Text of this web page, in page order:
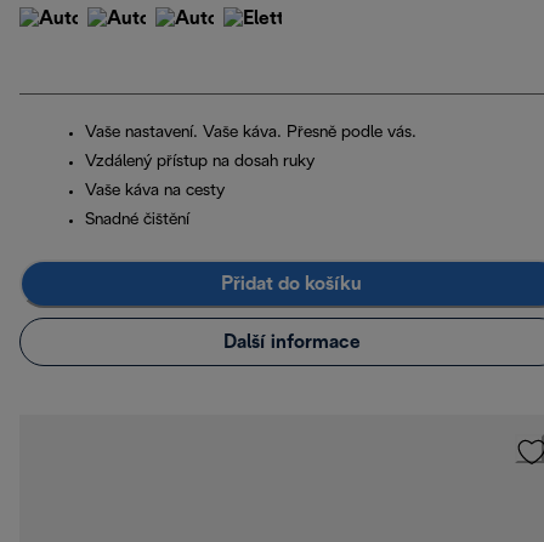
Vaše nastavení. Vaše káva. Přesně podle vás.
Vzdálený přístup na dosah ruky
Vaše káva na cesty
Snadné čištění
Přidat do košíku
Další informace